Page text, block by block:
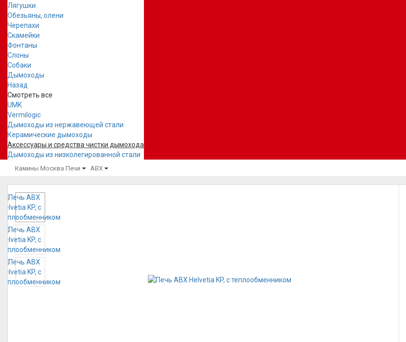
Лягушки
Обезьяны, олени
Черепахи
Скамейки
Фонтаны
Слоны
Собаки
Дымоходы
Назад
Смотреть все
UMK
Vermilogic
Дымоходы из нержавеющей стали
Керамические дымоходы
Аксессуары и средства чистки дымохода
Дымоходы из низколегированной стали
Камины Москва Печи ABX